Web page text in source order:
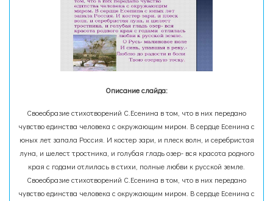
Описание слайда:
Своеобразие стихотворений С.Есенина в том, что в них передано
чувство единства человека с окружающим миром. В сердце Есенина с
юных лет запала Россия. И костер зари, и плеск волн, и серебристая
луна, и шелест тростника, и голубая гладь озер- вся красота родного
края с годами отлилась в стихи, полные любви к русской земле.
Своеобразие стихотворений С.Есенина в том, что в них передано
чувство единства человека с окружающим миром. В сердце Есенина с